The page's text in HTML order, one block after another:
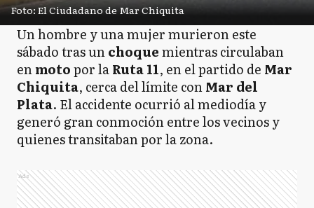
Foto: El Ciudadano de Mar Chiquita
Un hombre y una mujer murieron este
sábado tras unchoquemientras circulaban
enmotopor laRuta 11, en el partido de Mar
Chiquita, cerca del límite conMar del
Plata. El accidente ocurrió al mediodía y
generó gran conmoción entre los vecinos y
quienes transitaban por la zona.
Ads